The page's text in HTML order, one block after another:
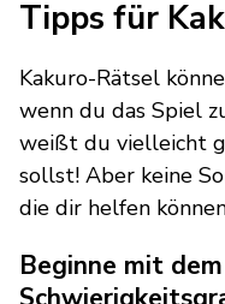
Tipps für
Kakuro-Rätsel
wenn du das Spiel
weißt du vielleicht
sollst! Aber keine
die dir helfen
Beginne mit